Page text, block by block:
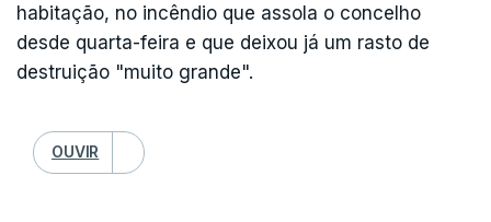
habitação, no incêndio que assola o concelho
desde quarta-feira e que deixou já um rasto de
destruição "muito grande".
OUVIR